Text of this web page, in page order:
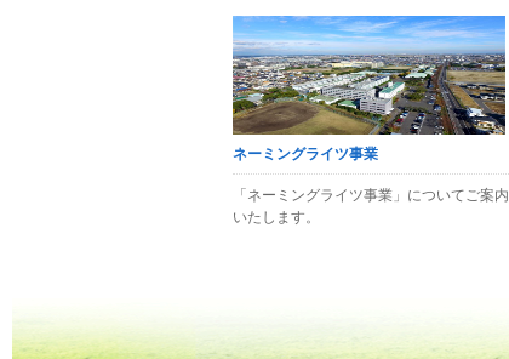
ネーミングライツ事業
「ネーミングライツ事業」についてご案内
いたします。